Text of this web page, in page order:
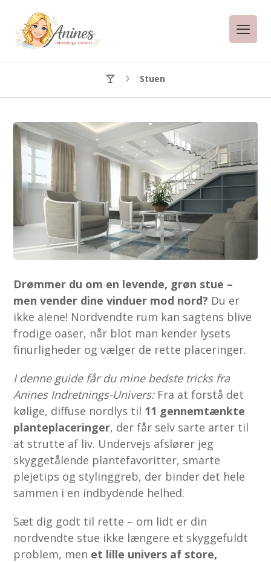
Stuen
Drømmer du om en levende, grøn stue –
men vender dine vinduer mod nord? Du er
ikke alene! Nordvendte rum kan sagtens blive
frodige oaser, når blot man kender lysets
finurligheder og vælger de rette placeringer.
I denne guide får du mine bedste tricks fra
Anines Indretnings-Univers:Fra at forstå det
kølige, diffuse nordlys til 11 gennemtænkte
planteplaceringer, der får selv sarte arter til
at strutte af liv. Undervejs afslører jeg
skyggetålende plante­favoritter, smarte
plejetips og styling­greb, der binder det hele
sammen i en indbydende helhed.
Sæt dig godt til rette – om lidt er din
nordvendte stue ikke længere et skyggefuldt
problem, men et lille univers af store,